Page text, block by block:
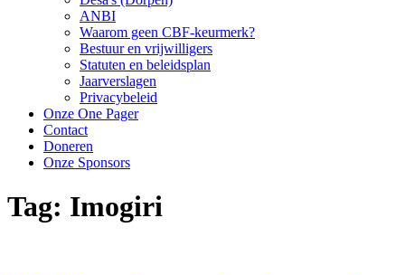
ANBI
Waarom geen CBF-keurmerk?
Bestuur en vrijwilligers
Statuten en beleidsplan
Jaarverslagen
Privacybeleid
Onze One Pager
Contact
Doneren
Onze Sponsors
Tag: Imogiri